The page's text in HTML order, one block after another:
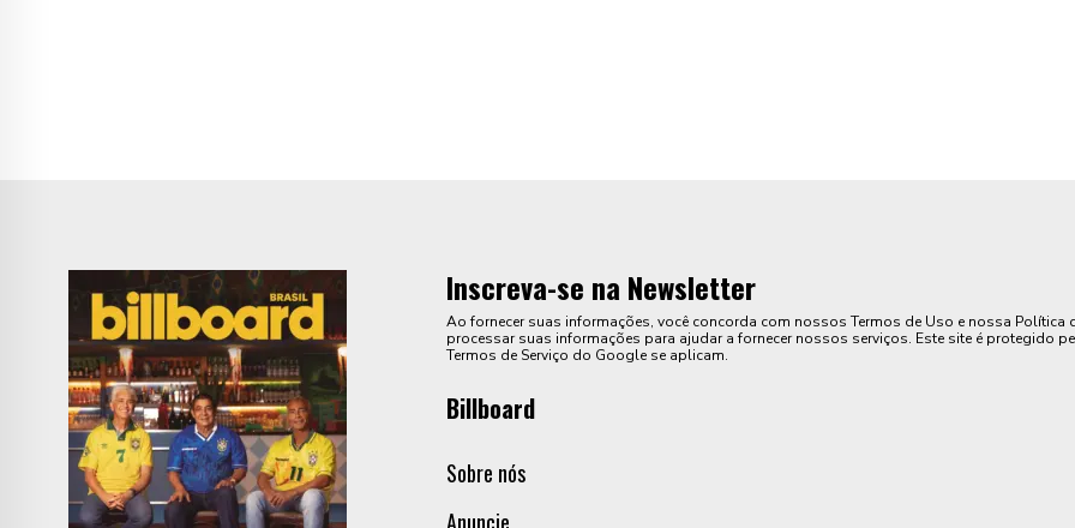
Inscreva-se na Newsletter
Ao fornecer suas informações, você concorda com nossos Termos de Uso e nossa
processar suas informações para ajudar a fornecer nossos serviços. Este site é protegido
Termos de Serviço do Google se aplicam.
Billboard
Sobre nós